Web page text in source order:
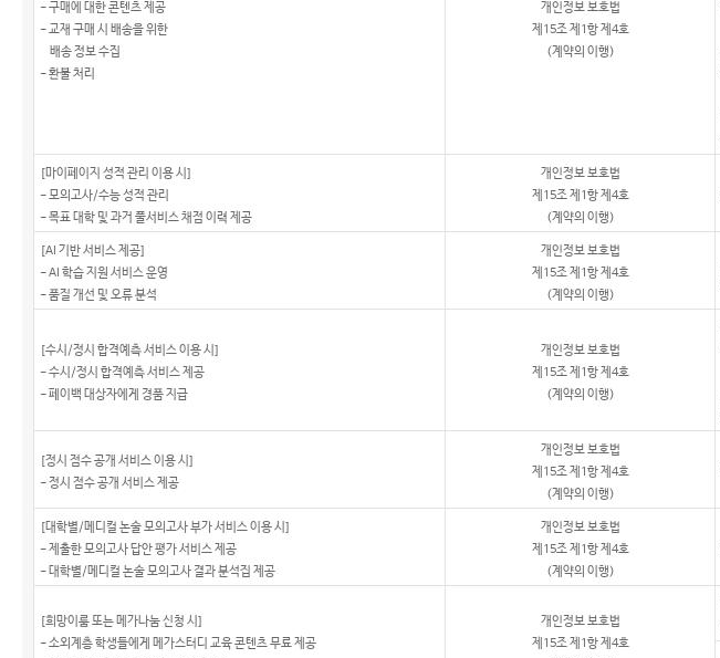
- 구매에 대한 콘텐츠 제공
- 교재 구매 시 배송을 위한
배송 정보 수집
- 환불 처리
개인정보 보호법
제15조 제1항 제4호
(계약의 이행)
[마이페이지 성적 관리 이용 시]
- 모의고사/수능 성적 관리
- 목표 대학 및 과거 풀서비스 채점 이력 제공
개인정보 보호법
제15조 제1항 제4호
(계약의 이행)
[AI 기반 서비스 제공]
- AI 학습 지원 서비스 운영
- 품질 개선 및 오류 분석
개인정보 보호법
제15조 제1항 제4호
(계약의 이행)
[수시/정시 합격예측 서비스 이용 시]
- 수시/정시 합격예측 서비스 제공
- 페이백 대상자에게 경품 지급
개인정보 보호법
제15조 제1항 제4호
(계약의 이행)
[정시 점수 공개 서비스 이용 시]
- 정시 점수 공개 서비스 제공
개인정보 보호법
제15조 제1항 제4호
(계약의 이행)
[대학별/메디컬 논술 모의고사 부가 서비스 이용 시]
- 제출한 모의고사 답안 평가 서비스 제공
- 대학별/메디컬 논술 모의고사 결과 분석집 제공
개인정보 보호법
제15조 제1항 제4호
(계약의 이행)
[희망이룸 또는 메가나눔 신청 시]
- 소외계층 학생들에게 메가스터디 교육 콘텐츠 무료 제공
개인정보 보호법
제15조 제1항 제4호